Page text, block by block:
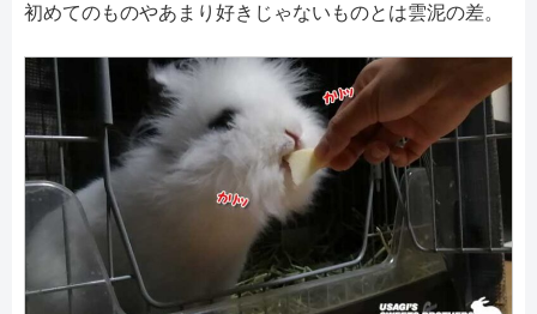
初めてのものやあまり好きじゃないものとは雲泥の差。